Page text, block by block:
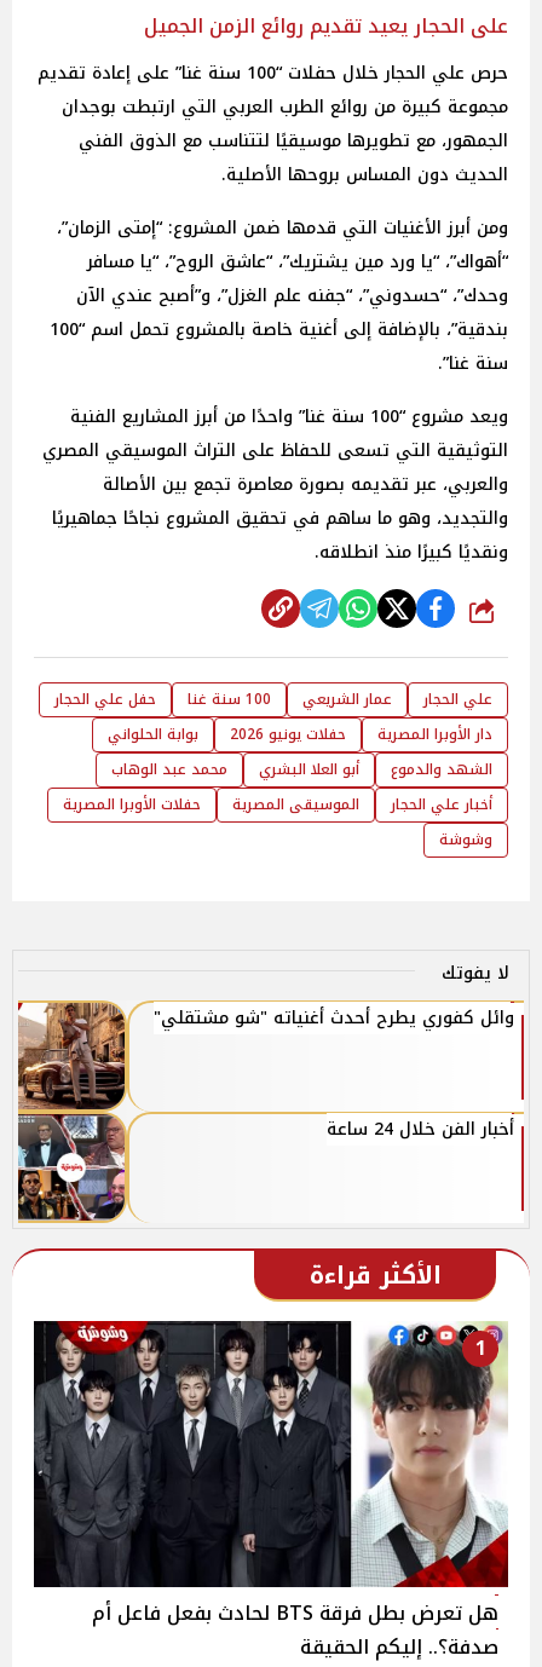
على الحجار يعيد تقديم روائع الزمن الجميل
حرص علي الحجار خلال حفلات “100 سنة غنا” على إعادة تقديم
مجموعة كبيرة من روائع الطرب العربي التي ارتبطت بوجدان
الجمهور، مع تطويرها موسيقيًا لتتناسب مع الذوق الفني
الحديث دون المساس بروحها الأصلية.
ومن أبرز الأغنيات التي قدمها ضمن المشروع: “إمتى الزمان”،
“أهواك”، “يا ورد مين يشتريك”، “عاشق الروح”، “يا مسافر
وحدك”، “حسدوني”، “جفنه علم الغزل”، و”أصبح عندي الآن
بندقية”، بالإضافة إلى أغنية خاصة بالمشروع تحمل اسم “100
سنة غنا”.
ويعد مشروع “100 سنة غنا” واحدًا من أبرز المشاريع الفنية
التوثيقية التي تسعى للحفاظ على التراث الموسيقي المصري
والعربي، عبر تقديمه بصورة معاصرة تجمع بين الأصالة
والتجديد، وهو ما ساهم في تحقيق المشروع نجاحًا جماهيريًا
ونقديًا كبيرًا منذ انطلاقه.
شارك
علي الحجار عمار الشريعي 100 سنة غنا
حفل علي الحجار
دار الأوبرا المصرية
حفلات يونيو 2026
بوابة الحلواني
الشهد والدموع
أبو العلا البشري
محمد عبد الوهاب
أخبار علي الحجار
الموسيقى المصرية
حفلات الأوبرا المصرية
وشوشة
لا يفوتك
وائل كفوري يطرح أحدث أغنياته "شو مشتقلي"
أخبار الفن خلال 24 ساعة
الأكثر قراءة
1
هل تعرض بطل فرقة BTS لحادث بفعل فاعل أم
صدفة؟.. إليكم الحقيقة